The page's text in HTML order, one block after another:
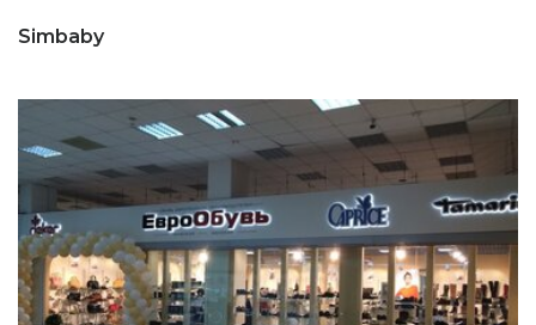
Simbaby